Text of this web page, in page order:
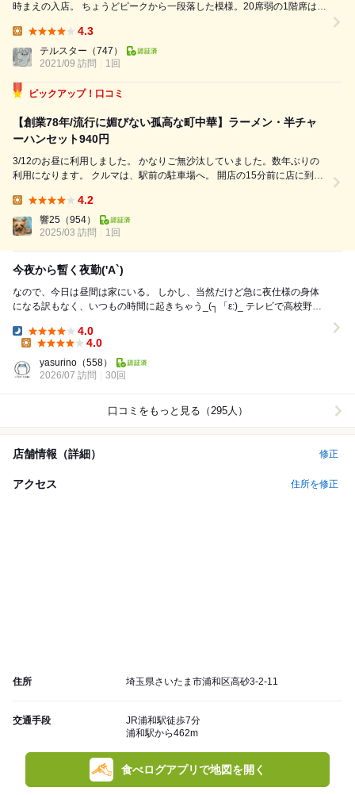
時まえの入店。 ちょうどピークから一段落した模様。20席弱の1階席は、
880円と、餃子350円を注文。 ラーメンは530円。半チャーハンは370円
なので、セットで20円トクになる計算。 ただし、半チャーハン、半ラー
メンは単体では注文できないようで...
4.3
テルスター （747）
2021/09 訪問
1回
ピックアップ！口コミ
【創業78年/流行に媚びない孤高な町中華】ラーメン・半チャ
ーハンセット940円
3/12のお昼に利用しました。 かなりご無沙汰していました。数年ぶりの
利用になります。 クルマは、駅前の駐車場へ。 開店の15分前に店に到着
浦和に住んでいた高校生の頃から利用してる店です。 流行に乗った中華
料理屋ではあり...
4.2
響25 （954）
2025/03 訪問
1回
今夜から暫く夜勤('A`)
なので、今日は昼間は家にいる。 しかし、当然だけど急に夜仕様の身体
になる訳もなく、いつもの時間に起きちゃう_(┐「ε:)_ テレビで高校野球
Dinner:
4.0
4.0
yasurino （558）
2026/07 訪問
30回
口コミをもっと見る（295人）
店舗情報（詳細） 修正
アクセス 住所を修正
住所 埼玉県さいたま市浦和区高砂3-2-11
交通手段
JR浦和駅徒歩7分
浦和駅から462m
食べログアプリで地図を開く